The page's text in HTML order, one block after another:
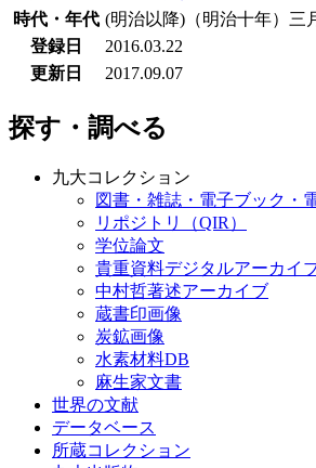
時代・年代 (明治以降)（明治十年）三
登録日
2016.03.22
更新日
2017.09.07
探す・調べる
九大コレクション
図書・雑誌・電子ブック・
リポジトリ（QIR）
学位論文
貴重資料デジタルアーカイ
中村哲著述アーカイブ
蔵書印画像
炭鉱画像
水素材料DB
麻生家文書
世界の文献
データベース
所蔵コレクション